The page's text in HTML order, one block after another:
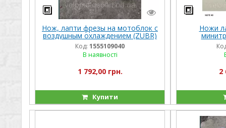
Нож, лапти фрезы на мотоблок с
воздушным охлаждением (ZUBR)
HT-105(32 штук) к мотоблоку 6 л,с
Код: 1555109040
В наявності
1 792,00 грн.
Купити
Ножи
2